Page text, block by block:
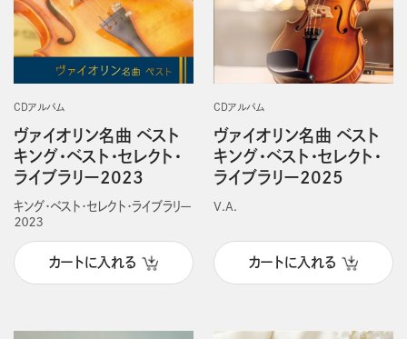
CDアルバム
ヴァイオリン名曲 ベスト
キング・ベスト・セレクト・
ライブラリー2023
キング・ベスト・セレクト・ライブラリー
２０２３
カートに入れる
CDアルバム
ヴァイオリン名曲 ベスト
キング・ベスト・セレクト・
ライブラリー2025
V.A.
カートに入れる